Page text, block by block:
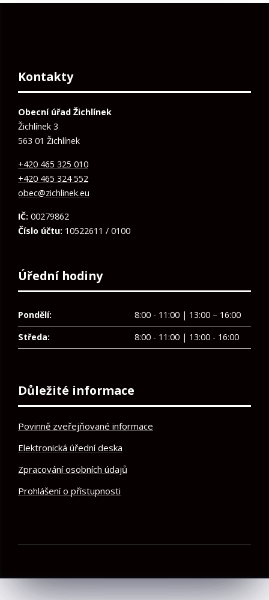
Kontakty
Obecní úřad Žichlínek
Žichlínek 3
563 01 Žichlínek
+420 465 325 010
+420 465 324 552
obec@zichlinek.eu
IČ: 00279862
Číslo účtu: 10522611 / 0100
Úřední hodiny
Pondělí:
8:00 - 11:00 | 13:00 – 16:00
Středa:
8:00 - 11:00 | 13:00 - 16:00
Důležité informace
Povinně zveřejňované informace
Elektronická úřední deska
Zpracování osobních údajů
Prohlášení o přístupnosti